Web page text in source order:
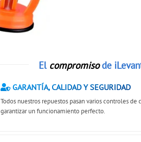
El compromisode
GARANTÍA, CALIDAD Y SEGURIDAD
Todos nuestros repuestos pasan varios controles de
garantizar un funcionamiento perfecto.